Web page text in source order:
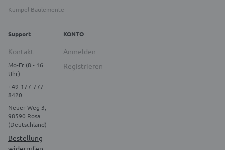
Kümpel Baulemente
Support
Kontakt
Mo-Fr (8 - 16
Uhr)
+49-177-777
8420
Neuer Weg 3,
98590 Rosa
(Deutschland)
Bestellung
KONTO
Anmelden
Registrieren